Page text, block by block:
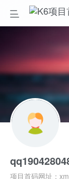
项目首码网址：